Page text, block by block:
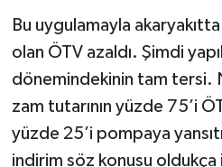
Bu uygulamayla
olan ÖTV azaldı. Şimdi
dönemindekinin tam tersi.
zam tutarının yüzde 75’i
yüzde 25’i pompaya
indirim söz konusu oldukça